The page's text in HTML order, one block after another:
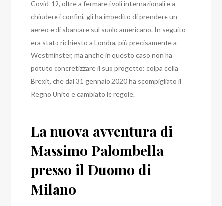
Covid-19, oltre a fermare i voli internazionali e a
chiudere i confini, gli ha impedito di prendere un
aereo e di sbarcare sul suolo americano. In seguito
era stato richiesto a Londra, più precisamente a
Westminster, ma anche in questo caso non ha
potuto concretizzare il suo progetto: colpa della
Brexit, che dal 31 gennaio 2020 ha scompigliato il
Regno Unito e cambiato le regole.
La nuova avventura di
Massimo Palombella
presso il Duomo di
Milano